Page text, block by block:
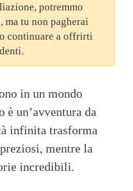
potremmo
ma tu non pagherai
continuare a offrirti
in un mondo
è un’avventura da
infinita trasforma
mentre la
incredibili.